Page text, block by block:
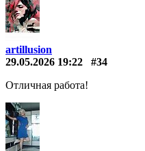
artillusion
29.05.2026 19:22
#34
Отличная работа!